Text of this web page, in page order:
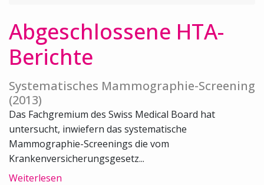
Abgeschlossene HTA-
Berichte
Systematisches Mammographie-Screening
(2013)
Das Fachgremium des Swiss Medical Board hat
untersucht, inwiefern das systematische
Mammographie-Screenings die vom
Krankenversicherungsgesetz...
Weiterlesen